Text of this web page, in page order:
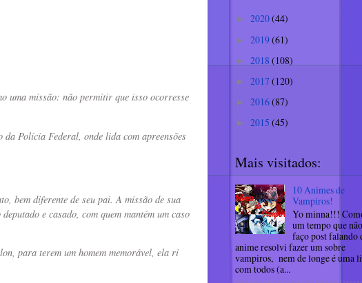
uma missão: não permitir que isso ocorresse
Polícia Federal, onde lida com apreensões
bem diferente de seu pai. A missão de sua
e casado, com quem mantém um caso
para terem um homem memorável, ela ri
► 2020(44)
► 2019(61)
► 2018 (108)
► 2017 (120)
► 2016(87)
► 2015 (45)
Mais visitados:
10 Animes de
Vampiros!
Yo minna!!!
um tempo que não
faço post falando
anime resolvi fazer um sobre
vampiros, nem de longe é uma
com todos (a...